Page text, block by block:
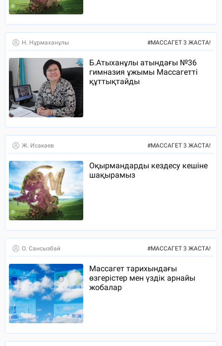
Н. Нұрмаханұлы #МАССАГЕТ 3 ЖАСТА!
Б.Атыханұлы атындағы №36
гимназия ұжымы Массагетті
құттықтайды
Ж. Исакаев #МАССАГЕТ 3 ЖАСТА!
Оқырмандарды кездесу кешіне
шақырамыз
О. Сансызбай #МАССАГЕТ 3 ЖАСТА!
Массагет тарихындағы
өзгерістер мен үздік арнайы
жобалар